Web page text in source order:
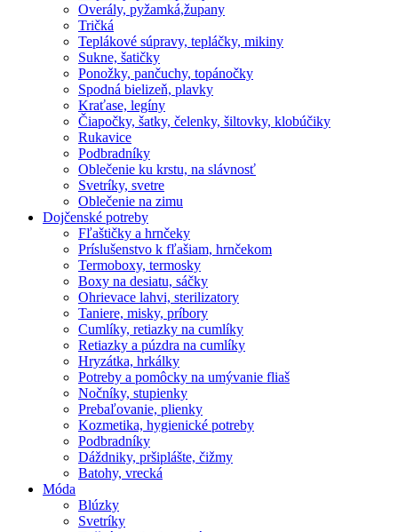
Overály, pyžamká,župany
Tričká
Teplákové súpravy, tepláčky, mikiny
Sukne, šatičky
Ponožky, pančuchy, topánočky
Spodná bielizeň, plavky
Kraťase, legíny
Čiapočky, šatky, čelenky, šiltovky, klobúčiky
Rukavice
Podbradníky
Oblečenie ku krstu, na slávnosť
Svetríky, svetre
Oblečenie na zimu
Dojčenské potreby
Fľaštičky a hrnčeky
Príslušenstvo k fľašiam, hrnčekom
Termoboxy, termosky
Boxy na desiatu, sáčky
Ohrievace lahvi, sterilizatory
Taniere, misky, príbory
Cumlíky, retiazky na cumlíky
Retiazky a púzdra na cumlíky
Hryzátka, hrkálky
Potreby a pomôcky na umývanie fliaš
Nočníky, stupienky
Prebaľovanie, plienky
Kozmetika, hygienické potreby
Podbradníky
Dáždniky, pršiplášte, čižmy
Batohy, vrecká
Móda
Blúzky
Svetríky